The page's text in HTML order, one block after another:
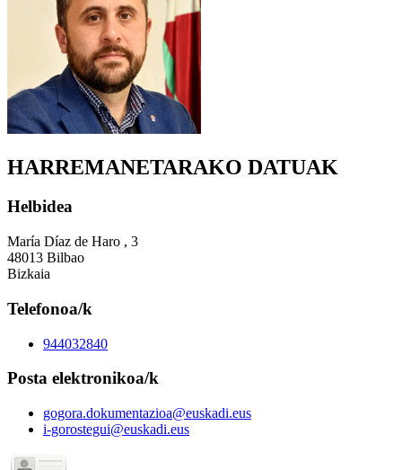
HARREMANETARAKO DATUAK
Helbidea
María Díaz de Haro , 3
48013 Bilbao
Bizkaia
Telefonoa/k
944032840
Posta elektronikoa/k
gogora.dokumentazioa@euskadi.eus
i-gorostegui@euskadi.eus